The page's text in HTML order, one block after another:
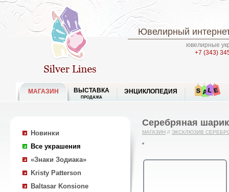
Ювелирный
ювелирные
+7 (343)
МАГАЗИН ВЫСТАВКА
ПРОДАЖА
ЭНЦИКЛОПЕДИЯ
Новинки
Все украшения
«Знаки Зодиака»
Kristy Patterson
Baltasar Konsione
Серебряная
МАГАЗИН // ЭКСКЛЮЗИВ